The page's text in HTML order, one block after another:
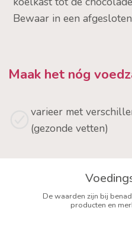
Bewaar in een
Maak het nóg
varieer met
(gezonde vetten)
De waarden zijn bij
producten en